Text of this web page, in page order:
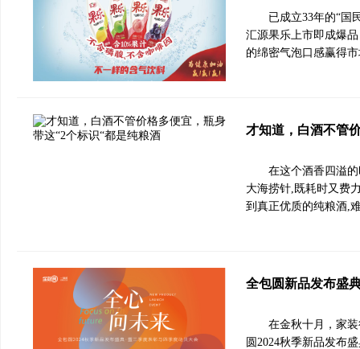
已成立33年的“国
汇源果乐上市即成爆
的绵密气泡口感赢得
才知道，白酒不管
在这个酒香四溢
大海捞针,既耗时又费
到真正优质的纯粮酒,
全包圆新品发布盛
在金秋十月，家
圆2024秋季新品发布